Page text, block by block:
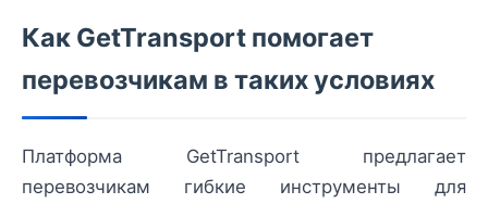
Как GetTransport помогает
перевозчикам в таких условиях
Платформа GetTransport предлагает
перевозчикам гибкие инструменты для